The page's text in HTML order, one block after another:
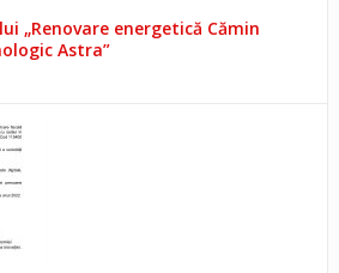
„Renovare energetică Cămin
Astra”